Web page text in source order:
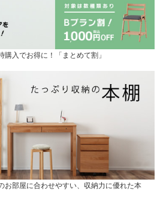
入でお得に！「まとめて割」
お部屋に合わせやすい、収納力に優れた本